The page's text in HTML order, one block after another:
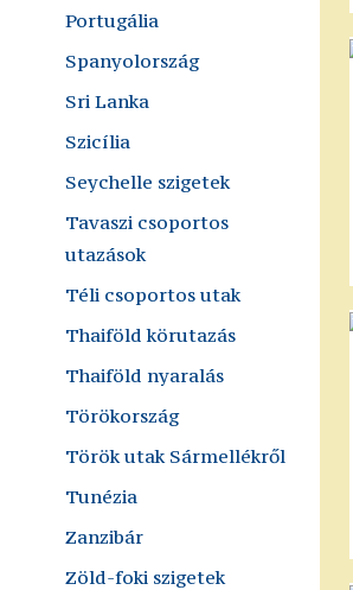
Portugália
Spanyolország
Sri Lanka
Szicília
Seychelle szigetek
Tavaszi csoportos
utazások
Téli csoportos utak
Thaiföld körutazás
Thaiföld nyaralás
Törökország
Török utak Sármellékről
Tunézia
Zanzibár
Zöld-foki szigetek